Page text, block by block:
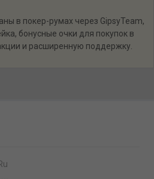
в покер-румах через GipsyTeam,
бонусные очки для покупок в
и расширенную поддержку.